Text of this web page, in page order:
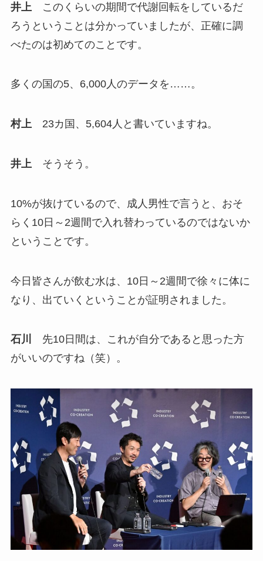
井上 このくらいの期間で代謝回転をしているだ
ろうということは分かっていましたが、正確に調
べたのは初めてのことです。
多くの国の5、6,000人のデータを……。
村上23カ国、5,604人と書いていますね。
井上そうそう。
10%が抜けているので、成人男性で言うと、おそ
らく10日～2週間で入れ替わっているのではないか
ということです。
今日皆さんが飲む水は、10日～2週間で徐々に体に
なり、出ていくということが証明されました。
石川
先10日間は、これが自分であると思った方
がいいのですね（笑）。